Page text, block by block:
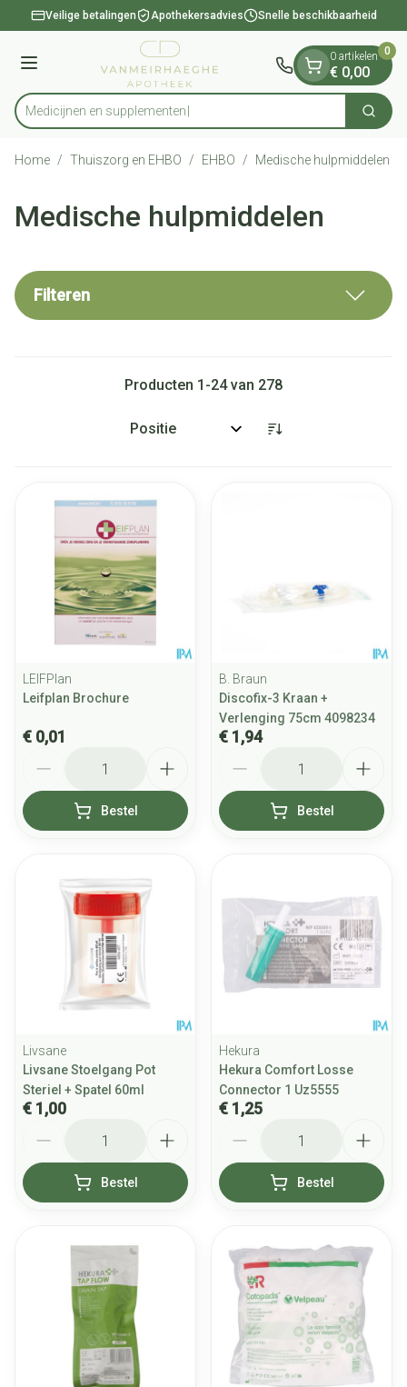
Ga naar de inhoud
1 van 1Veilige betalingen Apothekersadvies Snelle beschikbaarheid
Menu
Product, merk, categorie...
Medici Zoek
0 artikelen
€ 0,00
0
Home / Thuiszorg en EHBO / EHBO / Medische hulpmiddelen
Medische hulpmiddelen
Filteren
Producten 1 -24van 278
Sorteer op:
LEIFPlan
Leifplan Brochure
€ 0,01
Bestel
B. Braun
Discofix-3 Kraan +
Verlenging 75cm 4098234
€ 1,94
Bestel
Livsane
Livsane Stoelgang Pot
Steriel + Spatel 60ml
€ 1,00
Bestel
Hekura
Hekura Comfort Losse
Connector 1 Uz5555
€ 1,25
Bestel